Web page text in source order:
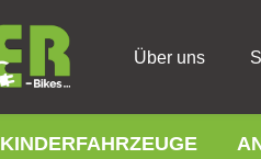
Über uns
KINDERFAHRZEUGE